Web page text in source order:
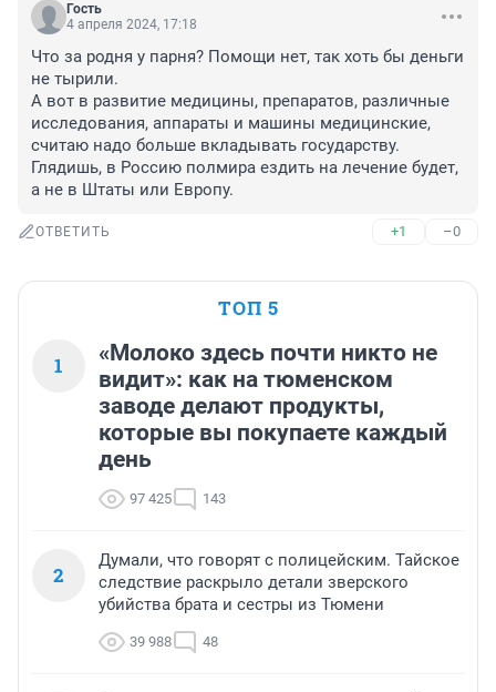
Гость
4 апреля 2024, 17:18
Что за родня у парня? Помощи нет, так хоть бы деньги
не тырили.
А вот в развитие медицины, препаратов, различные
исследования, аппараты и машины медицинские,
считаю надо больше вкладывать государству.
Глядишь, в Россию полмира ездить на лечение будет,
а не в Штаты или Европу.
ОТВЕТИТЬ +1 –0
ТОП 5
1
«Молоко здесь почти никто не
видит»: как на тюменском
заводе делают продукты,
которые вы покупаете каждый
день
97 425 143
2
Думали, что говорят с полицейским. Тайское
следствие раскрыло детали зверского
убийства брата и сестры из Тюмени
39 988 48